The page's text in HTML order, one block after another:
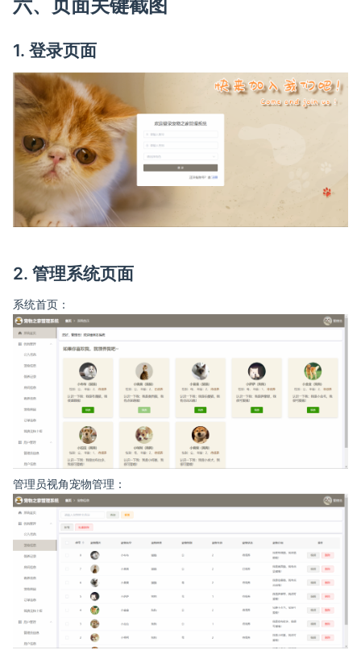
六、页面关键截图
1. 登录页面
2. 管理系统页面
系统首页：
管理员视角宠物管理：